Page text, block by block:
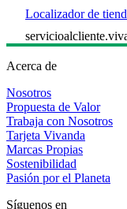
Localizador de
Acerca de
Nosotros
Propuesta de Valor
Trabaja con Nosotros
Tarjeta Vivanda
Marcas Propias
Sostenibilidad
Pasión por el Planeta
Síguenos en